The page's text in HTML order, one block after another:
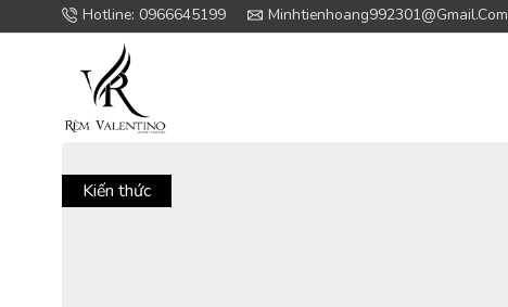
Hotline: 0966645199 Minhtienhoang992301@gmail.com
Kiến thức